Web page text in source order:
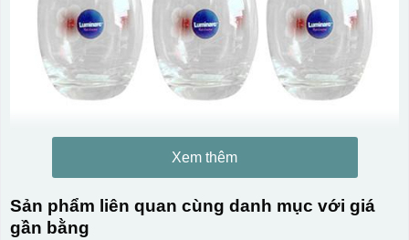
Xem thêm
Sản phẩm liên quan cùng danh mục với giá
gần bằng